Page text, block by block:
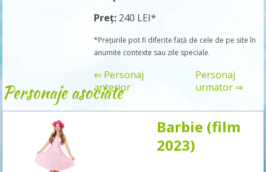
Preț: 240 LEI*
*Prețurile pot fi diferite față de cele de pe site în
anumite contexte sau zile speciale.
Rezervă
acum
⇐ Personaj
anterior
Personaj
urmator ⇒
Personaje asociate
Barbie (film
2023)